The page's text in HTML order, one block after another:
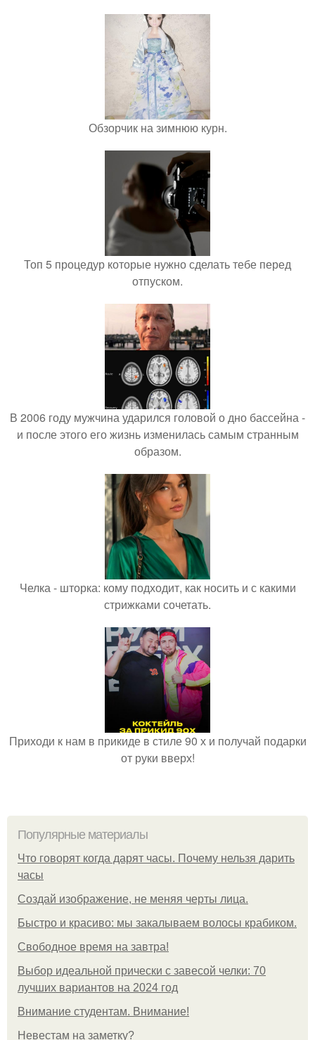
Обзорчик на зимнюю курн.
Топ 5 процедур которые нужно сделать тебе перед
отпуском.
В 2006 году мужчина ударился головой о дно бассейна -
и после этого его жизнь изменилась самым странным
образом.
Челка - шторка: кому подходит, как носить и с какими
стрижками сочетать.
Приходи к нам в прикиде в стиле 90 х и получай подарки
от руки вверх!
Популярные материалы
Что говорят когда дарят часы. Почему нельзя дарить
часы
Создай изображение, не меняя черты лица.
Быстро и красиво: мы закалываем волосы крабиком.
Свободное время на завтра!
Выбор идеальной прически с завесой челки: 70
лучших вариантов на 2024 год
Внимание студентам. Внимание!
Невестам на заметку?